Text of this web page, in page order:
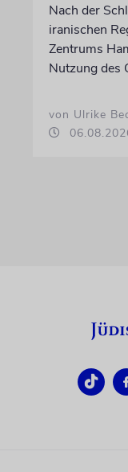
Nach der
iranischen
Zentrums
Nutzung des
von Ulrike